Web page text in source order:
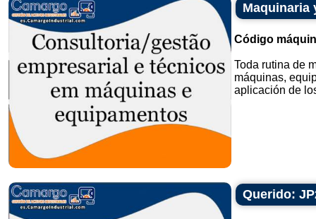
Maquinaria
Código
Toda rutina de
máquinas,
aplicación de
Querido: